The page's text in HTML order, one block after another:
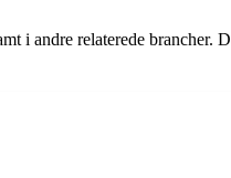
andre relaterede brancher.